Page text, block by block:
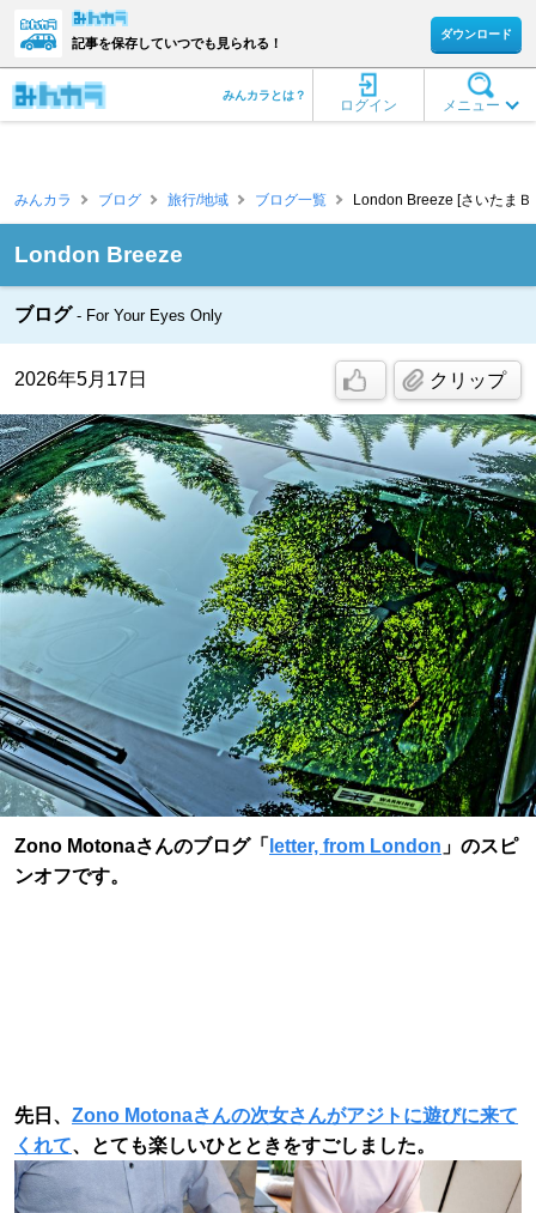
記事を保存していつでも見られる！
ダウンロード
メニュー
ログイン
みんカラとは？
みんカラ ブログ 旅行/地域 ブログ一覧 London Breeze [さいたまＢ
London Breeze
ブログ For Your Eyes Only
2026年5月17日 クリップ
Zono Motonaさんのブログ「 letter, from London 」のスピ
ンオフです。
先日、 Zono Motonaさんの次女さんがアジトに遊びに来て
くれて、とても楽しいひとときをすごしました。